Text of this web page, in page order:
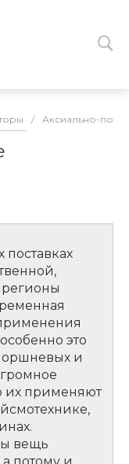
/ Аксиально-
поставках
регионы
это
и
их применяют
вещь
потому и